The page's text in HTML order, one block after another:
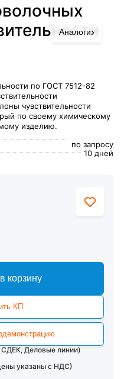
Аналоги›
по ГОСТ 7512-82
чувствительности
по своему химическому
изделию.
по запросу
10 дней
корзину
КП
Деловые линии)
указаны с НДС)